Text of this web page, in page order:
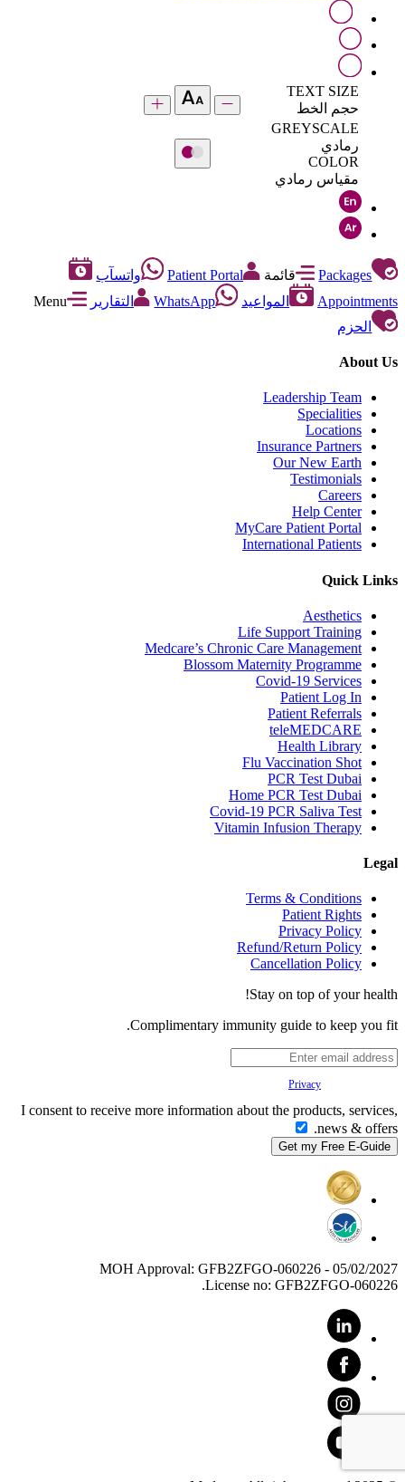
TEXT SIZE
حجم الخط
GREYSCALE
رمادي
COLOR
مقياس رمادي
Packages قائمة Patient Portal
واتسآب
Appointments
المواعيد WhatsApp التقارير
Menu
الحزم
About Us
Leadership Team
Specialities
Locations
Insurance Partners
Our New Earth
Testimonials
Careers
Help Center
MyCare Patient Portal
International Patients
Quick Links
Aesthetics
Life Support Training
Medcare’s Chronic Care Management
Blossom Maternity Programme
Covid-19 Services
Patient Log In
Patient Referrals
teleMEDCARE
Health Library
Flu Vaccination Shot
PCR Test Dubai
Home PCR Test Dubai
Covid-19 PCR Saliva Test
Vitamin Infusion Therapy
Legal
Terms & Conditions
Patient Rights
Privacy Policy
Refund/Return Policy
Cancellation Policy
Stay on top of your health!
Complimentary immunity guide to keep you fit.
Privacy
I consent to receive more information about the products, services,
news & offers.
MOH Approval: GFB2ZFGO-060226 - 05/02/2027
License no: GFB2ZFGO-060226.